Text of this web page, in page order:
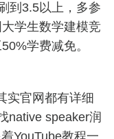
到3.5以上，多参
学生数学建模竞
学费减免。
实官网都有详细
native speaker润